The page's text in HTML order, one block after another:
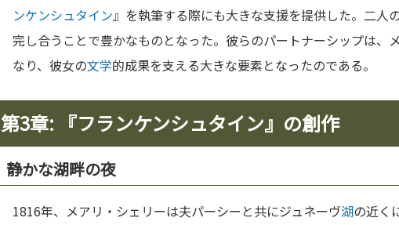
ンケンシュタイン』を執筆する際にも大きな支援を提供した。二人
完し合うことで豊かなものとなった。彼らのパートナーシップは、
なり、彼女の文学的成果を支える大きな要素となったのである。
第3章: 『フランケンシュタイン』の創作
静かな湖畔の夜
1816年、メアリ・シェリーは夫パーシーと共にジュネーヴ湖の近く